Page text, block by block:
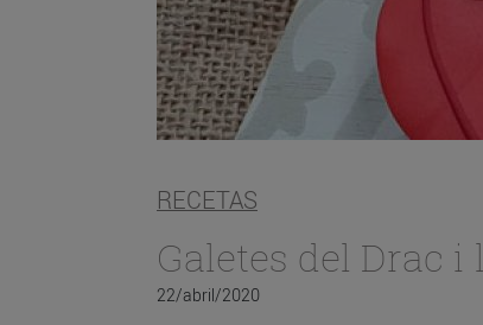
RECETAS
Galetes del Drac i
22/abril/2020